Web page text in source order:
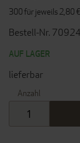
300 für jeweils 2,80 €
Bestell-Nr. 70924
AUF LAGER
lieferbar
Anzahl